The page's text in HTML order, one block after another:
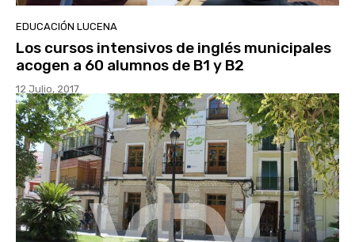
EDUCACIÓN LUCENA
Los cursos intensivos de inglés municipales
acogen a 60 alumnos de B1 y B2
12 Julio, 2017